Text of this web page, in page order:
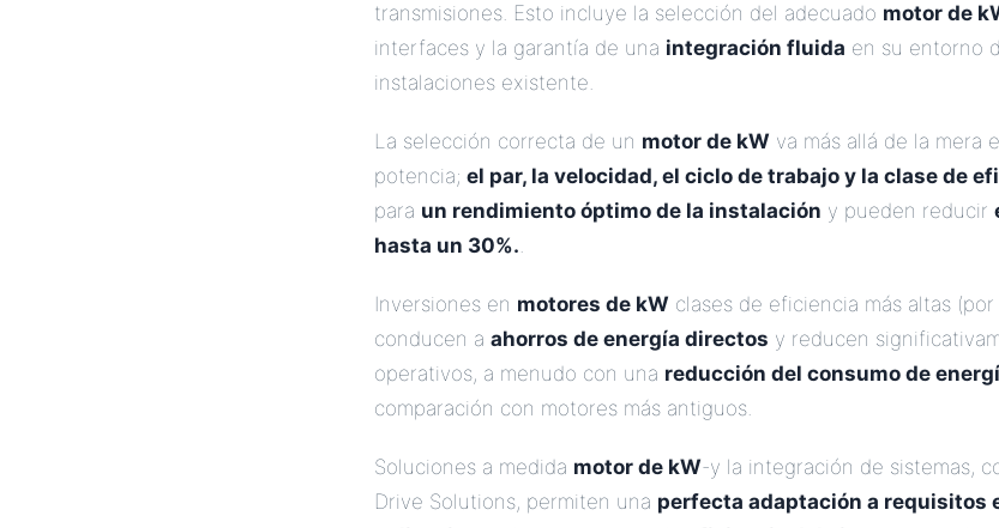
transmisiones. Esto incluye la selección del adecuado motor de
interfaces y la garantía de una integración fluida en su entorno
instalaciones existente.
La selección correcta de un motor de kW va más allá de la mera
potencia; el par, la velocidad, el ciclo de trabajo y la clase de
para un rendimiento óptimo de la instalación y pueden reducir
hasta un 30%..
Inversiones en motores de kW clases de eficiencia más altas (por
conducen a ahorros de energía directos y reducen
operativos, a menudo con una reducción del consumo de
comparación con motores más antiguos.
Soluciones a medida motor de kW-y la integración de sistemas,
Drive Solutions, permiten una perfecta adaptación a requisitos